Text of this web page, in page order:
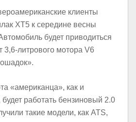
клиенты
XT5 к середине весны
будет приводиться
3,6-литрового мотора V6
«американца», как и
работать бензиновый 2.0
такие модели, как ATS,